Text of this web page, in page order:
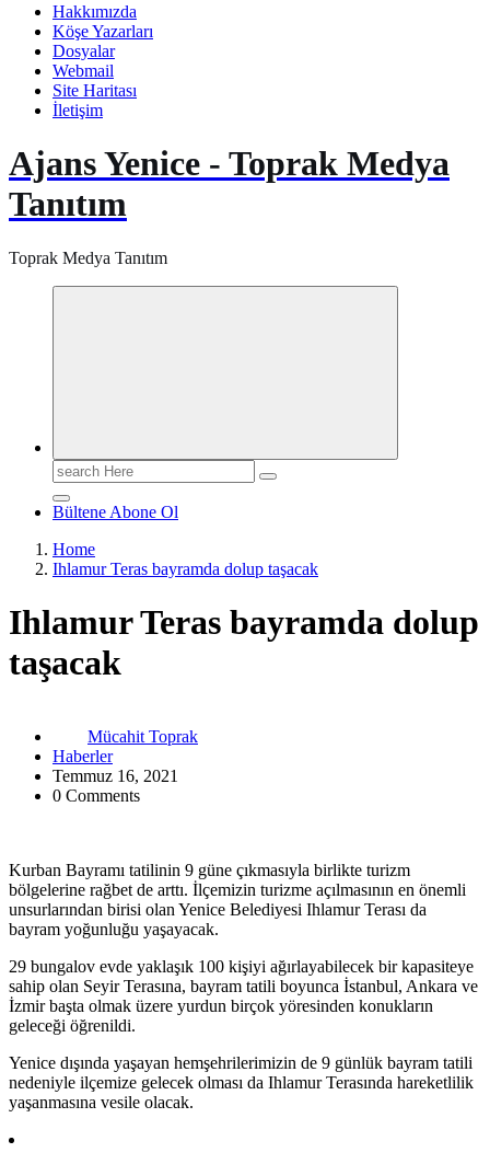
Hakkımızda
Köşe Yazarları
Dosyalar
Webmail
Site Haritası
İletişim
Ajans Yenice - Toprak Medya
Tanıtım
Toprak Medya Tanıtım
Search
for:
Bültene Abone Ol
Home
Ihlamur Teras bayramda dolup taşacak
Ihlamur Teras bayramda dolup
taşacak
Mücahit Toprak
Haberler
Temmuz 16, 2021
0 Comments
Kurban Bayramı tatilinin 9 güne çıkmasıyla birlikte turizm
bölgelerine rağbet de arttı. İlçemizin turizme açılmasının en önemli
unsurlarından birisi olan Yenice Belediyesi Ihlamur Terası da
bayram yoğunluğu yaşayacak.
29 bungalov evde yaklaşık 100 kişiyi ağırlayabilecek bir kapasiteye
sahip olan Seyir Terasına, bayram tatili boyunca İstanbul, Ankara ve
İzmir başta olmak üzere yurdun birçok yöresinden konukların
geleceği öğrenildi.
Yenice dışında yaşayan hemşehrilerimizin de 9 günlük bayram tatili
nedeniyle ilçemize gelecek olması da Ihlamur Terasında hareketlilik
yaşanmasına vesile olacak.